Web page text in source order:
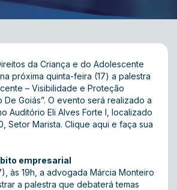
da Criança e do Adolescente
próxima quinta-feira (17) a palestra
– Visibilidade e Proteção
De Goiás”. O evento será realizado a
Auditório Eli Alves Forte I, localizado
Setor Marista. Clique aqui e faça sua
empresarial
às 19h, a advogada Márcia Monteiro
a palestra que debaterá temas